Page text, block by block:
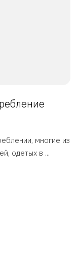
многие из
одетых в ...